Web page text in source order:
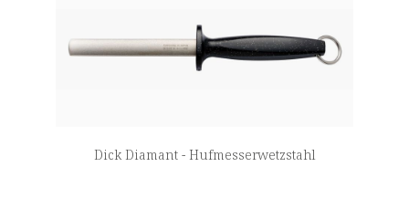
Dick Diamant - Hufmesserwetzstahl